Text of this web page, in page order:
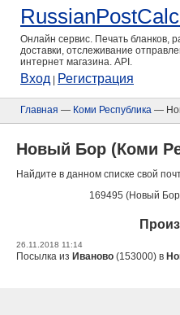
Онлайн сервис. Печать бланков,
доставки, отслеживание
интернет магазина. API.
Вход Регистрация
Главная — Коми Республика —
Новый Бор (Коми
Найдите в данном списке свой
169495 (Новый
26.11.2018 11:14
Посылка из Иваново (153000) в